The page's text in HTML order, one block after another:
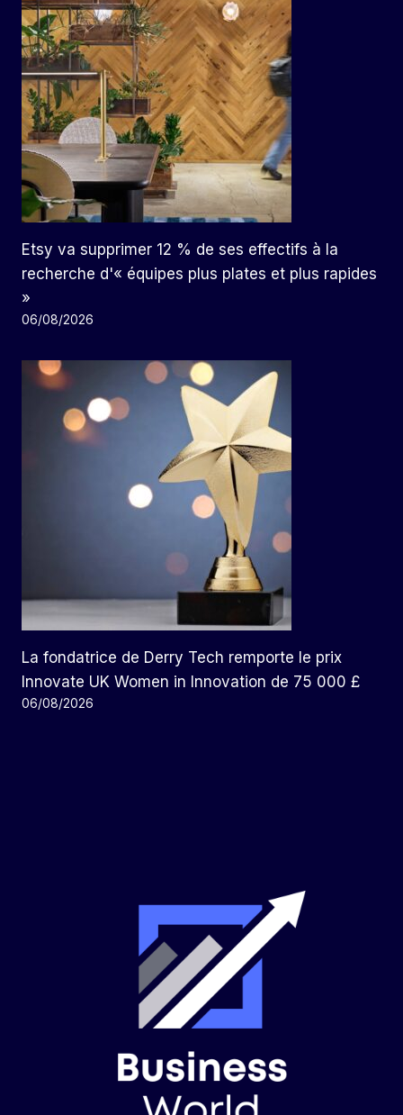
Etsy va supprimer 12 % de ses effectifs à la
recherche d'« équipes plus plates et plus rapides
»
06/08/2026
La fondatrice de Derry Tech remporte le prix
Innovate UK Women in Innovation de 75 000 £
06/08/2026